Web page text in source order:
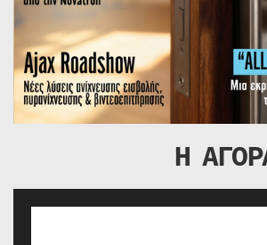
Η